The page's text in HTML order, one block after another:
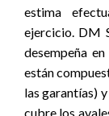
estima
ejercicio. DM
desempeña
están
las garantías)
cubre los